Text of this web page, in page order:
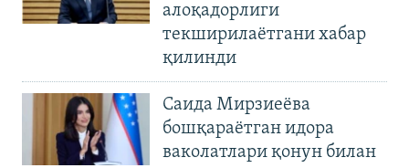
алоқадорлиги
текширилаётгани хабар
қилинди
Саида Мирзиеёва
бошқараётган идора
ваколатлари қонун билан